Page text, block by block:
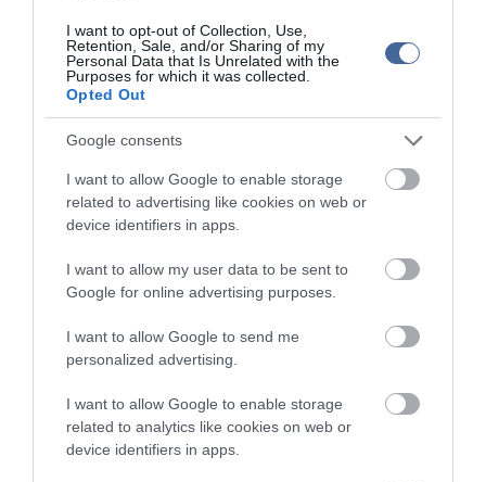
I want to opt-out of Collection, Use,
Retention, Sale, and/or Sharing of my
Personal Data that Is Unrelated with the
Purposes for which it was collected.
Opted Out
Google consents
I want to allow Google to enable storage
related to advertising like cookies on web or
device identifiers in apps.
I want to allow my user data to be sent to
Google for online advertising purposes.
I want to allow Google to send me
personalized advertising.
I want to allow Google to enable storage
related to analytics like cookies on web or
device identifiers in apps.
Az újszülöttkori vírus felnőtt korban is gyilkol
350 euró minden újszülött után
Kórházba kellett vinni az otthonszülő nőt - a gyerek közben
eltűnt
Táskában akarták átcsempészni a reptéren az újszülöttet
Figyelem! A cikkhez hozzáfűzött hozzászólások nem ama.hunetwork nézeteit
tükrözik. A szerkesztőség mindössze a hírek publikációjával foglalkozik, a
kommenteket nem tudja befolyásolni - azok az olvasók személyes véleményét
tartalmazzák.